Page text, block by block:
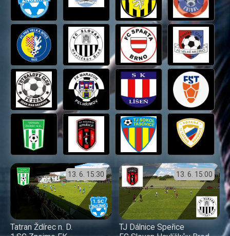
13. 6. 15:30
Tatran Ždírec n. D.
13. 6. 15:00
TJ Dálnice Speřice